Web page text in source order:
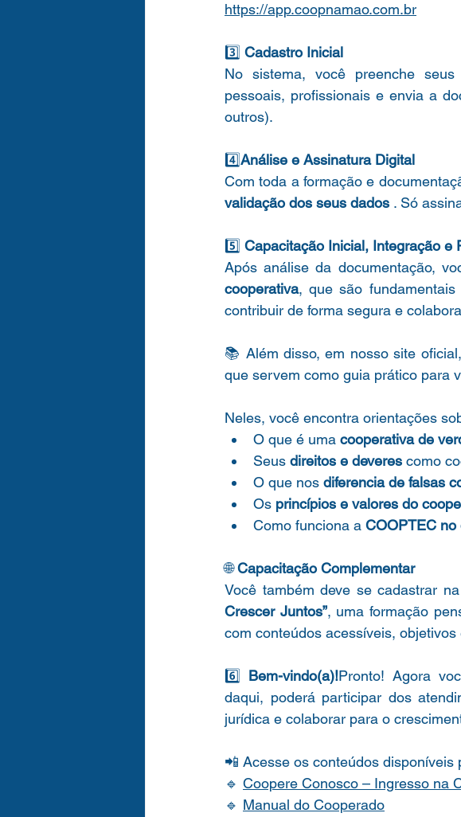
https://app.coopnamao.com.br
3️⃣ Cadastro Inicial
No sistema, você preenche seus
pessoais, profissionais e envia a
outros).
4️⃣Análise e Assinatura Digital
Com toda a formação e
validação dos seus dados . Só
5️⃣ Capacitação Inicial, Integração e
Após análise da documentação,
cooperativa, que são
contribuir de forma segura e
📚 Além disso, em nosso site
que servem como guia prático para
Neles, você encontra orientações
O que é uma cooperativa de
Seus direitos e deveres como
O que nos diferencia de falsas
Os princípios e valores do
Como funciona a COOPTEC no
🌐 Capacitação Complementar
Você também deve se cadastrar
Crescer Juntos”, uma formação
com conteúdos acessíveis,
6️⃣ Bem-vindo(a)!Pronto! Agora
daqui, poderá participar dos
jurídica e colaborar para o
📲 Acesse os conteúdos disponíveis
🔹 Coopere Conosco – Ingresso na
🔹 Manual do Cooperado